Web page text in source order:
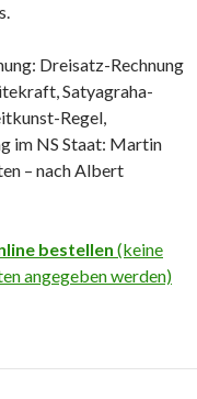
Dreisatz-Rechnung
Satyagraha-
Regel,
im NS Staat: Martin
– nach Albert
bestellen (keine
angegeben werden)